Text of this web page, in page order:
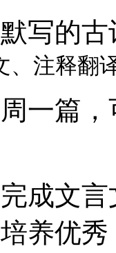
写的
、注释翻
一篇
成文
养优